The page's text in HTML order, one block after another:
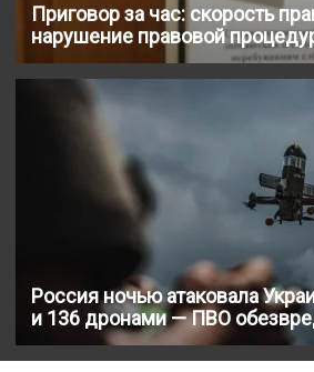
Приговор за час: скорость
нарушение правовой
Россия ночью атаковала
и 136 дронами — ПВО